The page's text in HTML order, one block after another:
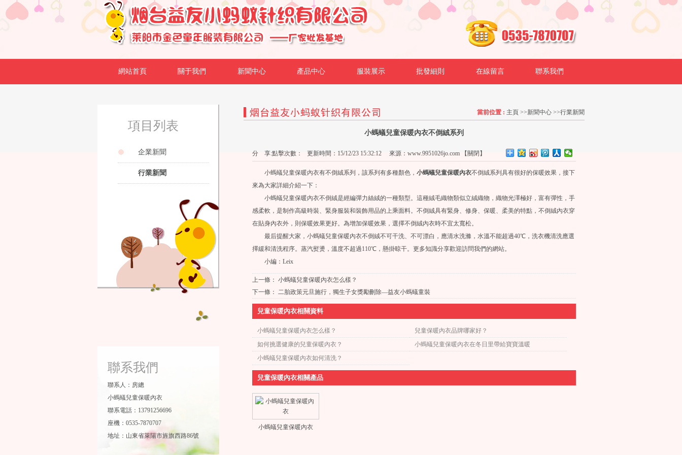
網站首頁 關于我們 新聞中心 產品中心 服裝展示 批發細則 在線留言 聯系我們
當前位置 : 主頁 >>新聞中心 >>行業新聞
小螞蟻兒童保暖內衣不倒絨系列
點擊次數： 更新時間：15/12/23 15:32:12 來源： www.9951026jo.com【 關閉 】
分 享:
小螞蟻兒童保暖內衣有不倒絨系列，該系列有多種顏色， 小螞蟻兒童保暖內衣不倒絨系列具有很好的保暖效果，接下
來為大家詳細介紹一下：
小螞蟻兒童保暖內衣不倒絨是經編彈力絲絨的一種類型。這種絨毛織物類似立絨織物，織物光澤極好，富有彈性，手
感柔軟，是制作高級時裝、緊身服裝和裝飾用品的上乘面料。不倒絨具有緊身、修身、保暖、柔美的特點，不倒絨內衣穿
在貼身內衣外，則保暖效果更好。為增加保暖效果，選擇不倒絨內衣時不宜太寬松。
最后提醒大家，小螞蟻兒童保暖內衣不倒絨不可干洗、不可漂白，應清水洗滌，水溫不能超過40℃，洗衣機清洗應選
擇緩和清洗程序。蒸汽熨燙，溫度不超過110℃，懸掛晾干。更多知識分享歡迎訪問我們的網站。
小編：Leix
上一條： 小螞蟻兒童保暖內衣怎么樣？
下一條： 二胎政策元旦施行，獨生子女獎勵刪除—益友小螞蟻童裝
兒童保暖內衣相關資料
小螞蟻兒童保暖內衣怎么樣？
兒童保暖內衣品牌哪家好？
如何挑選健康的兒童保暖內衣？
小螞蟻兒童保暖內衣在冬日里帶給寶寶溫暖
小螞蟻兒童保暖內衣如何清洗？
兒童保暖內衣相關產品
小螞蟻兒童保暖內衣
項目列表
企業新聞
行業新聞
聯系我們
聯系人：房總
小螞蟻兒童保暖內衣
聯系電話：13791256696
座機：0535-7870707
地址：山東省萊陽市旌旗西路86號